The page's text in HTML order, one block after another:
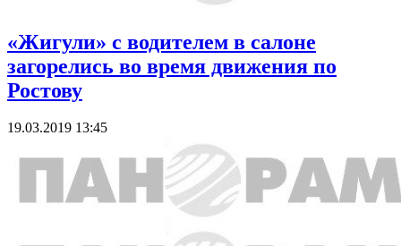
«Жигули» с водителем в салоне
загорелись во время движения по
Ростову
19.03.2019 13:45